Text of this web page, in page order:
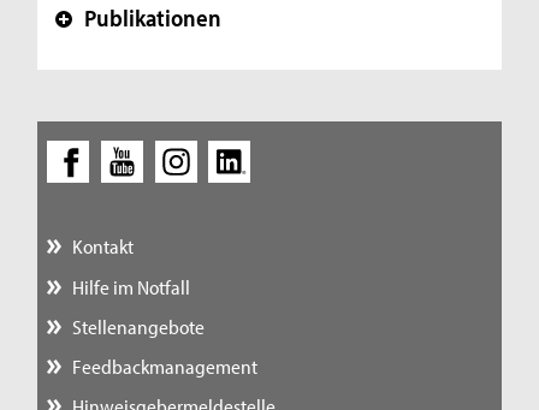
+ Publikationen
Kontakt
Hilfe im Notfall
Stellenangebote
Feedbackmanagement